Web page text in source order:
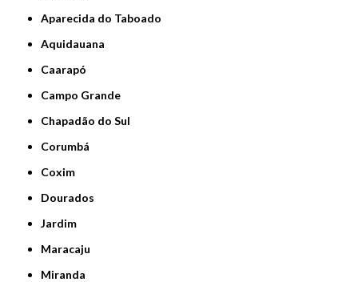
Aparecida do Taboado
Aquidauana
Caarapó
Campo Grande
Chapadão do Sul
Corumbá
Coxim
Dourados
Jardim
Maracaju
Miranda